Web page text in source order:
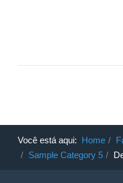
Você está aqui: Home
Sample Category 5